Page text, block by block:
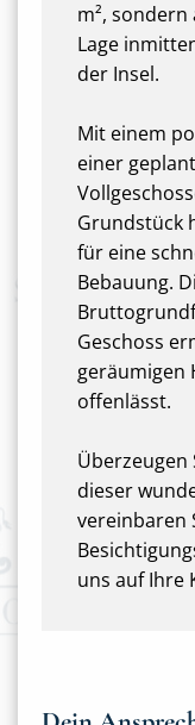
m²,
Lage
der Insel.
Mit einem
einer
Grundstück
für eine
Bebauung.
Geschoss
geräumigen
offenlässt.
Überzeugen
dieser
vereinbaren
uns auf Ihre